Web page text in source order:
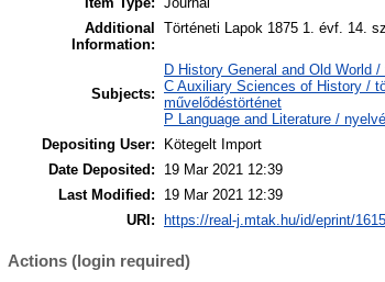
Additional
Information:
Történeti Lapok 1875 1. évf. 14.
Subjects:
D History General and Old World
C Auxiliary Sciences of History /
művelődéstörténet
P Language and Literature /
Depositing User:
Kötegelt Import
Date Deposited:
19 Mar 2021 12:39
Last Modified:
19 Mar 2021 12:39
URI:
https://real-j.mtak.hu/id/eprint/
Actions (login required)